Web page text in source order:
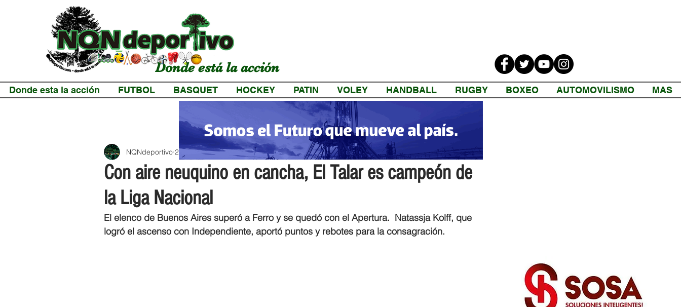
Donde está la acción
Donde esta la acción FUTBOL BASQUET HOCKEY PATIN VOLEY HANDBALL RUGBY BOXEO AUTOMOVILISMO MAS
Con aire neuquino en cancha, El Talar es campeón de
la Liga Nacional
NQNdeportivo 2 min de lectura
El elenco de Buenos Aires superó a Ferro y se quedó con el Apertura. Natassja Kolff, que
logró el ascenso con Independiente, aportó puntos y rebotes para la consagración.